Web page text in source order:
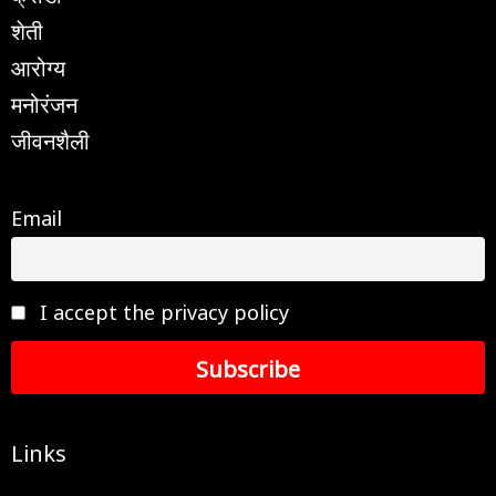
शेती
आरोग्य
मनोरंजन
जीवनशैली
Email
I accept the privacy policy
Links